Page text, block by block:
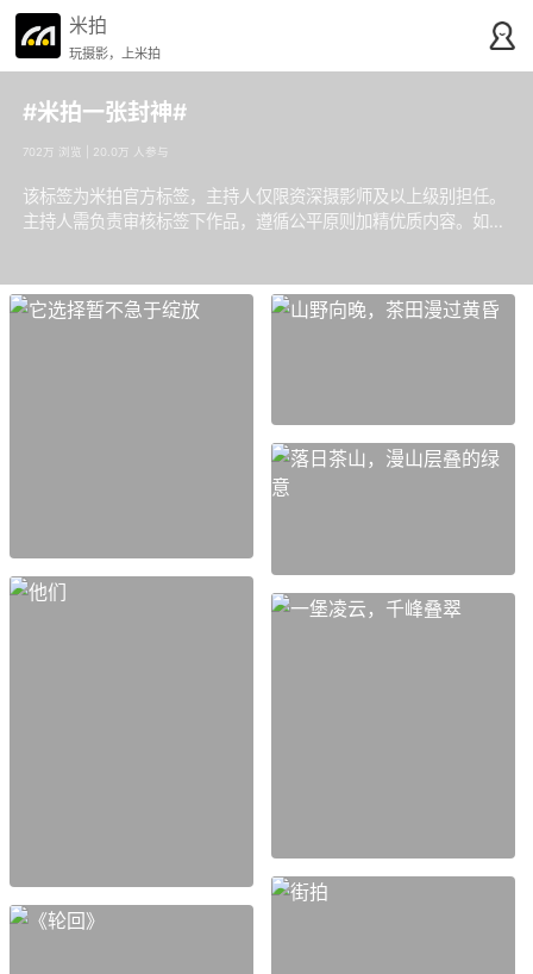
米拍
玩摄影，上米拍
#米拍一张封神#
702万 浏览 | 20.0万 人参与
该标签为米拍官方标签，主持人仅限资深摄影师及以上级别担任​。
主持人需负责审核标签下作品，遵循公平原则加精优质内容。​如有